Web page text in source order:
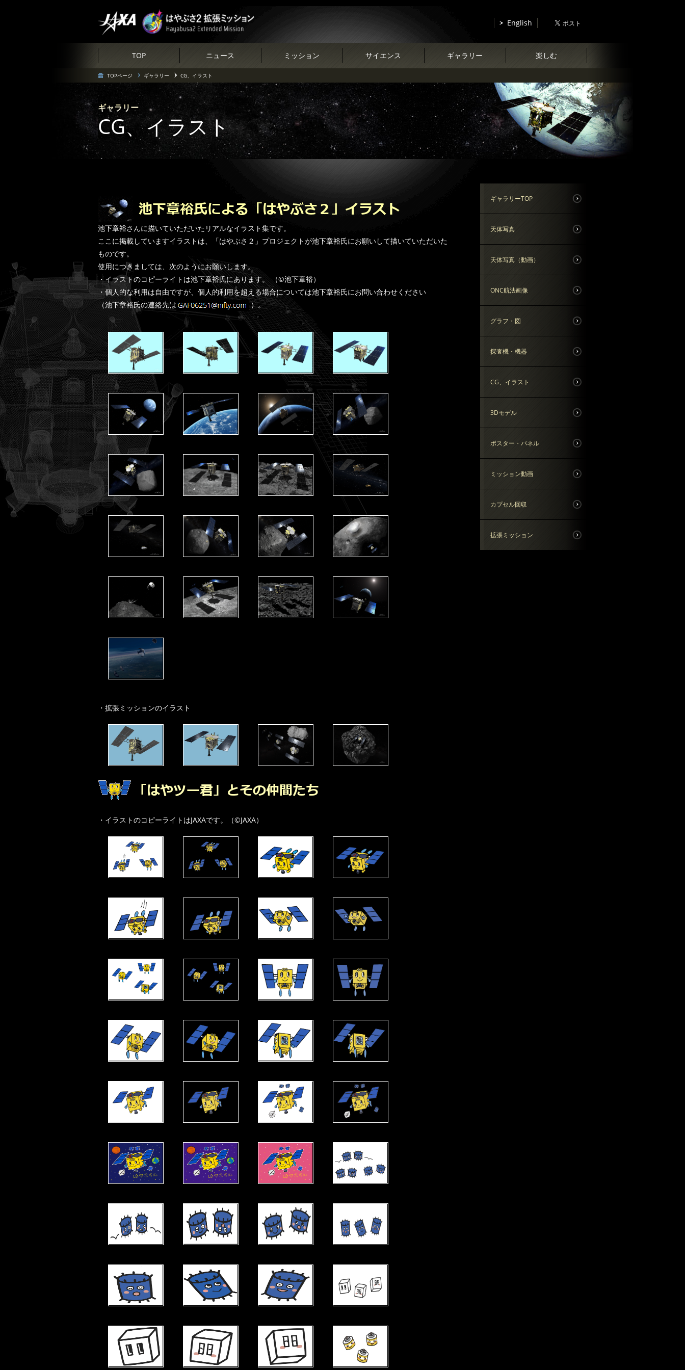
English
TOP ニュース ミッション サイエンス ギャラリー 楽しむ
TOPページ ギャラリー CG、イラスト
ギャラリー
CG、イラスト
池下章裕さんに描いていただいたリアルなイラスト集です。
ここに掲載していますイラストは、「はやぶさ２」プロジェクトが池下章裕氏にお願いして描いていただいた
ものです。
使用につきましては、次のようにお願いします。
・イラストのコピーライトは池下章裕氏にあります。 （©池下章裕）
・個人的な利用は自由ですが、個人的利用を超える場合については池下章裕氏にお問い合わせください
（池下章裕氏の連絡先は
）。
・拡張ミッションのイラスト
・イラストのコピーライトはJAXAです。（©JAXA）
ギャラリーTOP
天体写真
天体写真（動画）
ONC航法画像
グラフ・図
探査機・機器
CG、イラスト
3Dモデル
ポスター・パネル
ミッション動画
カプセル回収
拡張ミッション